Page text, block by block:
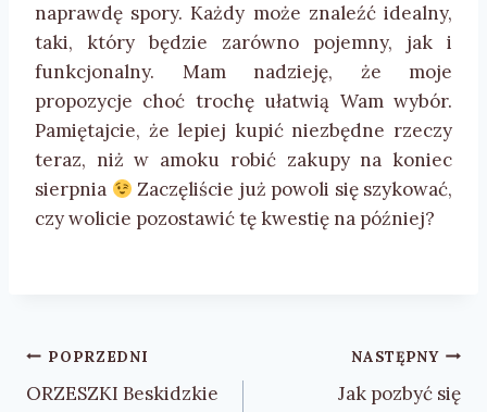
naprawdę spory. Każdy może znaleźć idealny,
taki, który będzie zarówno pojemny, jak i
funkcjonalny. Mam nadzieję, że moje
propozycje choć trochę ułatwią Wam wybór.
Pamiętajcie, że lepiej kupić niezbędne rzeczy
teraz, niż w amoku robić zakupy na koniec
sierpnia
Zaczęliście już powoli się szykować,
czy wolicie pozostawić tę kwestię na później?
Nawigacja
wpisu
POPRZEDNI
ORZESZKI Beskidzkie
NASTĘPNY
Jak pozbyć się